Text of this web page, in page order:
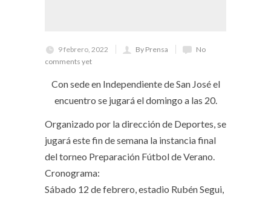
9 febrero, 2022 By Prensa
No
comments yet
Con sede en Independiente de San José el
encuentro se jugará el domingo a las 20.
Organizado por la dirección de Deportes, se
jugará este fin de semana la instancia final
del torneo Preparación Fútbol de Verano.
Cronograma:
Sábado 12 de febrero, estadio Rubén Segui,